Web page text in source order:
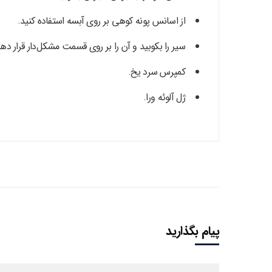
از اسانس پونه کوهی بر روی آبسه استفاده کنید.
سیر را بکوبید و آن را بر روی قسمت مشکل‌دار قرار
کمپرس سرد یخ.
ژل آلوئه ورا.
پیام بگذارید